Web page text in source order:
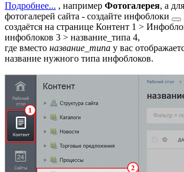
Подробнее... , например Фотогалерея, а
фотогалерей сайта - создайте инфоблоки
создаётся на странице Контент 1 >
инфоблоков 3 > название_типа 4,
где вместо название_типа у вас
название нужного типа инфоблоков.